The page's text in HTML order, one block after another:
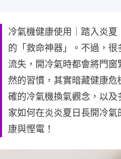
冷氣機健康使用｜踏入炎
的「救命神器」。不過，
流失，開冷氣時都會將門
然的習慣，其實暗藏健康
確的冷氣機換氣觀念，以
家如何在炎炎夏日長開冷
康與慳電！